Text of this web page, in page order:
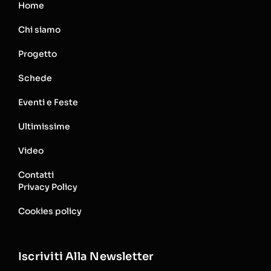
Home
Chi siamo
Progetto
Schede
Eventi e Feste
Ultimissime
Video
Contatti
Privacy Policy
Cookies policy
Iscriviti Alla Newsletter